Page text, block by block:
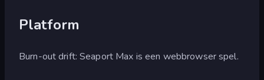
Platform
Burn-out drift: Seaport Max is een webbrowser spel.